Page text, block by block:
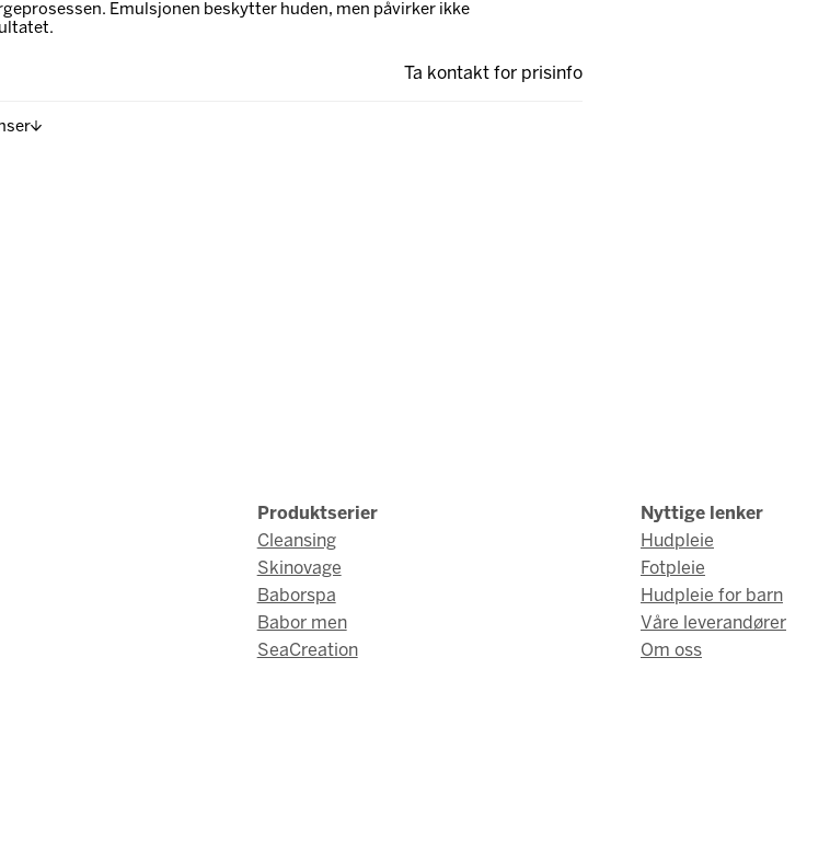
Emulsjonen beskytter huden, men påvirker ikke
Ta kontakt for prisinfo
Produktserier
Cleansing
Skinovage
Baborspa
Babor men
SeaCreation
Nyttige lenker
Hudpleie
Fotpleie
Hudpleie for barn
Våre leverandører
Om oss